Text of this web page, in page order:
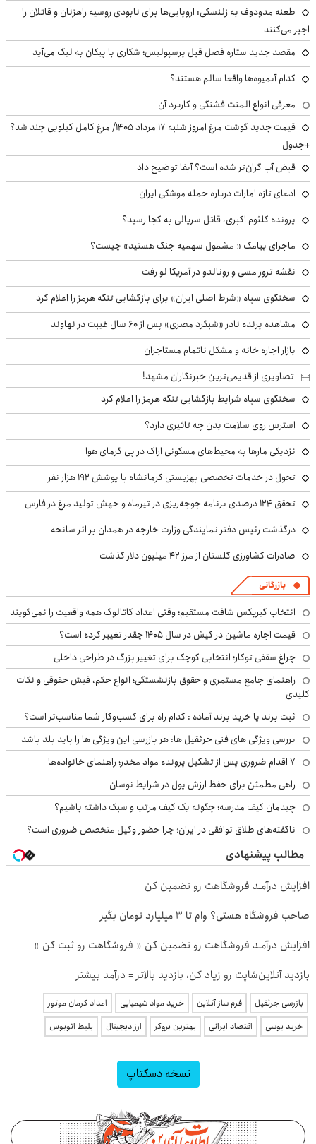
طعنه مدودوف به زلنسکی: اروپایی‌ها برای نابودی روسیه راهزنان و قاتلان را
اجیر می‌کنند
مقصد جدید ستاره فصل قبل پرسپولیس؛ شکاری با پیکان به لیگ می‌آید
کدام آبمیوه‌ها واقعا سالم هستند؟
معرفی انواع المنت فشنگی و کاربرد آن
قیمت جدید گوشت مرغ امروز شنبه ۱۷ مرداد ۱۴۰۵/ مرغ کامل کیلویی چند شد؟
+جدول
قبض آب گران‌تر شده است؟ آبفا توضیح داد
ادعای تازه امارات درباره حمله موشکی ایران
پرونده کلثوم اکبری، قاتل سریالی به کجا رسید؟
ماجرای پیامک « مشمول سهمیه جنگ هستید» چیست؟
نقشه ترور مسی و رونالدو در آمریکا لو رفت
سخنگوی سپاه «شرط اصلی ایران» برای بازگشایی تنگه هرمز را اعلام کرد
مشاهده پرنده نادر «شبگرد مصری» پس از ۶۰ سال غیبت در نهاوند
بازار اجاره خانه و مشکل ناتمام مستاجران
تصاویری از قدیمی‌ترین خبرنگاران مشهد!
سخنگوی سپاه شرایط بازگشایی تنگه هرمز را اعلام کرد
استرس روی سلامت بدن چه تاثیری دارد؟
نزدیکی مارها به محیط‌های مسکونی اراک در پی گرمای هوا
تحول در خدمات تخصصی بهزیستی کرمانشاه با پوشش ۱۹۲ هزار نفر
تحقق ۱۲۴ درصدی برنامه جوجه‌ریزی در تیرماه و جهش تولید مرغ در فارس
درگذشت رئیس دفتر نمایندگی وزارت خارجه در همدان بر اثر سانحه
صادرات کشاورزی گلستان از مرز ۴۲ میلیون دلار گذشت
بازرگانی
انتخاب گیربکس شافت مستقیم؛ وقتی اعداد کاتالوگ همه واقعیت را نمی‌گویند
قیمت اجاره ماشین در کیش در سال ۱۴۰۵ چقدر تغییر کرده است؟
چراغ سقفی توکار؛ انتخابی کوچک برای تغییر بزرگ در طراحی داخلی
راهنمای جامع مستمری و حقوق بازنشستگی؛ انواع حکم، فیش حقوقی و نکات
کلیدی
ثبت برند یا خرید برند آماده : کدام راه برای کسب‌وکار شما مناسب‌تر است؟
بررسی ویژگی های فنی جرثقیل ها: هر بازرسی این ویژگی ها را باید بلد باشد
۷ اقدام ضروری پس از تشکیل پرونده مواد مخدر؛ راهنمای خانواده‌ها
راهی مطمئن برای حفظ ارزش پول در شرایط نوسان
چیدمان کیف مدرسه؛ چگونه یک کیف مرتب و سبک داشته باشیم؟
ناگفته‌های طلاق توافقی در ایران؛ چرا حضور وکیل متخصص ضروری است؟
مطالب پیشنهادی
افزایش درآمـد فروشگاهت رو تضمین کن
صاحب فروشگاه هستی؟ وام تا ۳ میلیارد تومان بگیر
افزایش درآمـد فروشگاهت رو تضمین کن « فروشگاهت رو ثبت کن »
بازدید آنلاین‌شاپت رو زیاد کن، بازدید بالاتر = درآمد بیشتر
بازرسی جرثقیل فرم ساز آنلاین خرید مواد شیمیایی
امداد کرمان موتور
خرید یوسی
اقتصاد ایرانی بهترین بروکر ارز دیجیتال بلیط اتوبوس
نسخه دسکتاپ